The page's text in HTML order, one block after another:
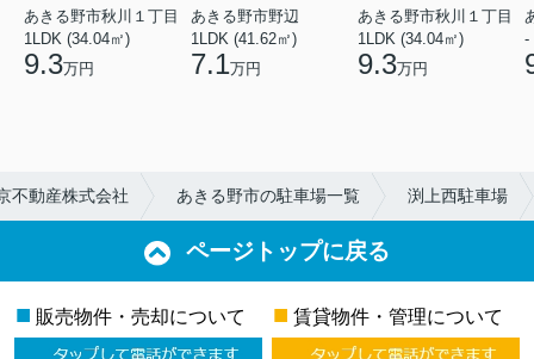
あきる野市秋川１丁目
1LDK (34.04㎡)
9.3万円
あきる野市野辺
1LDK (41.62㎡)
7.1万円
あきる野市秋川１丁目
1LDK (34.04㎡)
9.3万円
-
不動産株式会社 あきる野市の駐車場一覧 渕上西駐車場
ページトップに戻る
■ 販売物件・売却について ■ 賃貸物件・管理について